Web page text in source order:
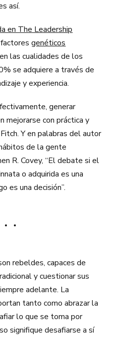
así.
en The Leadership
genéticos
las cualidades de los
se adquiere a través de
y experiencia.
generar
mejorarse con práctica y
Y en palabras del autor
de la gente
R. Covey, “El debate si el
o adquirida es una
es una decisión”.
rebeldes, capaces de
y cuestionar sus
adelante. La
tanto como abrazar la
lo que se toma por
signifique desafiarse a sí